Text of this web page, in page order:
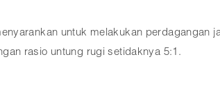
untuk melakukan perdagangan
rasio untung rugi setidaknya 5:1.